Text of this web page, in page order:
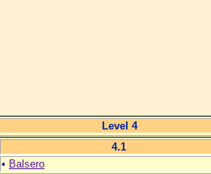
Level 4
4.1
• Balsero